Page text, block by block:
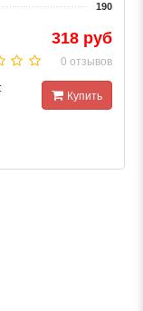
190
318 руб
0 отзывов
Купить